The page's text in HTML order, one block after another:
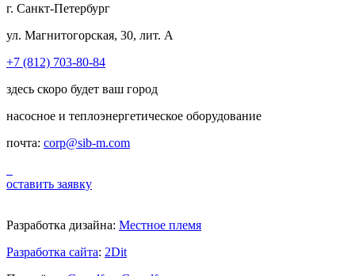
г. Санкт-Петербург
ул. Магнитогорская, 30, лит. А
+7 (812) 703-80-84
здесь скоро будет ваш город
насосное и теплоэнергетическое оборудование
почта: corp@sib-m.com
оставить заявку
Разработка дизайна: Местное племя
Разработка сайта: 2Dit